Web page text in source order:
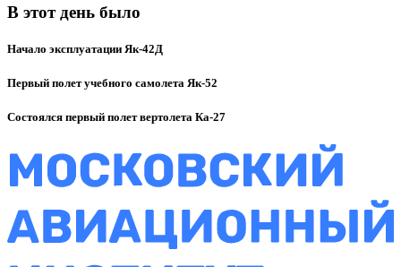
В этот день было
Начало эксплуатации Як-42Д
Первый полет учебного самолета Як-52
Состоялся первый полет вертолета Ка-27